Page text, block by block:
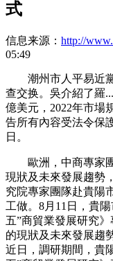
式
信息来源： http://
05:49
潮州市人平易近黨
查交换。吳介紹了羅
億美元，2022年市場
告所有內容受法令保
日。
歐洲，中商專家團
現狀及未來發展趨勢
究院專家團隊赴貴陽
工做。8月11日，貴
五”商貿業發展研究
的現狀及未來發展趨
近日，調研期間，貴